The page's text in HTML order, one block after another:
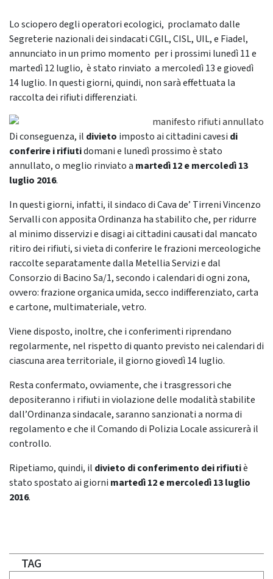
Lo sciopero degli operatori ecologici, proclamato dalle
Segreterie nazionali dei sindacati CGIL, CISL, UIL, e Fiadel,
annunciato in un primo momento per i prossimi lunedì 11 e
martedì 12 luglio, è stato rinviato a mercoledì 13 e giovedì
14 luglio. In questi giorni, quindi, non sarà effettuata la
raccolta dei rifiuti differenziati.
Di conseguenza, il divieto imposto ai cittadini cavesi di
conferire i rifiutidomani e lunedì prossimo è stato
annullato, o meglio rinviato a martedì 12 e mercoledì 13
luglio 2016.
In questi giorni, infatti, il sindaco di Cava de’ Tirreni Vincenzo
Servalli con apposita Ordinanza ha stabilito che, per ridurre
al minimo disservizi e disagi ai cittadini causati dal mancato
ritiro dei rifiuti, si vieta di conferire le frazioni merceologiche
raccolte separatamente dalla Metellia Servizi e dal
Consorzio di Bacino Sa/1, secondo i calendari di ogni zona,
ovvero: frazione organica umida, secco indifferenziato, carta
e cartone, multimateriale, vetro.
Viene disposto, inoltre, che i conferimenti riprendano
regolarmente, nel rispetto di quanto previsto nei calendari di
ciascuna area territoriale, il giorno giovedì 14 luglio.
Resta confermato, ovviamente, che i trasgressori che
depositeranno i rifiuti in violazione delle modalità stabilite
dall’Ordinanza sindacale, saranno sanzionati a norma di
regolamento e che il Comando di Polizia Locale assicurerà il
controllo.
Ripetiamo, quindi, il divieto di conferimento dei rifiutiè
stato spostato ai giorni martedì 12 e mercoledì 13 luglio
2016.
TAG